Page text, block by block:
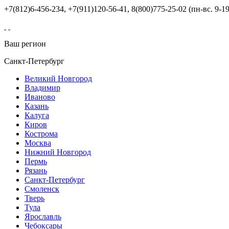
+7(812)6-456-234, +7(911)120-56-41, 8(800)775-25-02 (пн-вс. 9-
Ваш регион
Санкт-Петербург
Великий Новгород
Владимир
Иваново
Казань
Калуга
Киров
Кострома
Москва
Нижний Новгород
Пермь
Рязань
Санкт-Петербург
Смоленск
Тверь
Тула
Ярославль
Чебоксары